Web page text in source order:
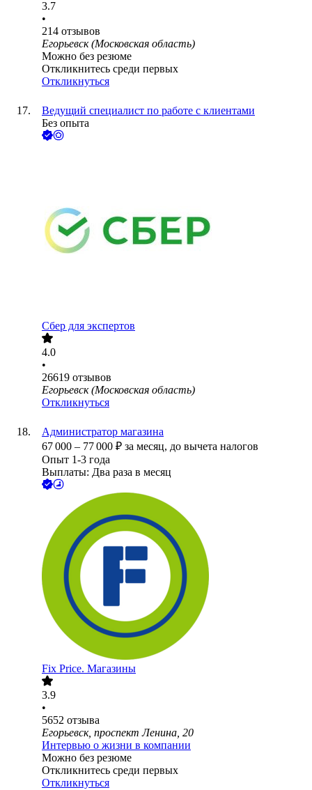
3.7
•
214 отзывов
Егорьевск (Московская область)
Можно без резюме
Откликнитесь среди первых
Откликнуться
Ведущий специалист по работе с клиентами
Без опыта
Сбер для экспертов
4.0
•
26619 отзывов
Егорьевск (Московская область)
Откликнуться
Администратор магазина
67 000 – 77 000 ₽ за месяц, до вычета налогов
Опыт 1-3 года
Выплаты: Два раза в месяц
Fix Price. Магазины
3.9
•
5652 отзыва
Егорьевск, проспект Ленина, 20
Интервью о жизни в компании
Можно без резюме
Откликнитесь среди первых
Откликнуться